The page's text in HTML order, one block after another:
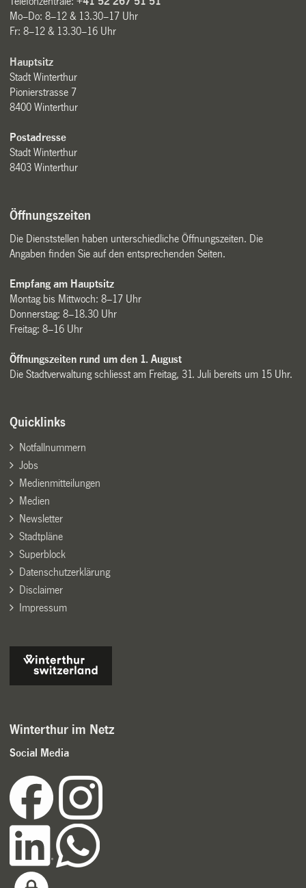
Mo–Do: 8–12 & 13.30–17 Uhr
Fr: 8–12 & 13.30–16 Uhr
Hauptsitz
Stadt Winterthur
Pionierstrasse 7
8400 Winterthur
Postadresse
Stadt Winterthur
8403 Winterthur
Öffnungszeiten
Die Dienststellen haben unterschiedliche Öffnungszeiten. Die
Angaben finden Sie auf den entsprechenden Seiten.
Empfang am Hauptsitz
Montag bis Mittwoch: 8–17 Uhr
Donnerstag: 8–18.30 Uhr
Freitag: 8–16 Uhr
Öffnungszeiten rund um den 1. August
Die Stadtverwaltung schliesst am Freitag, 31. Juli bereits um 15 Uhr.
Quicklinks
Notfallnummern
Jobs
Medienmitteilungen
Medien
Newsletter
Stadtpläne
Superblock
Datenschutzerklärung
Disclaimer
Impressum
Winterthur im Netz
Social Media